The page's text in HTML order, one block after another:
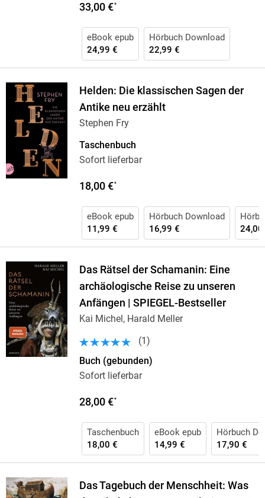
33,00 €*
eBook epub
24,99 €
Hörbuch Download
22,99 €
Helden: Die klassischen Sagen der
Antike neu erzählt
Stephen Fry
Taschenbuch
Sofort lieferbar
18,00 €*
eBook epub
11,99 €
Hörbuch Download
16,99 €
24,00
Das Rätsel der Schamanin: Eine
archäologische Reise zu unseren
Anfängen | SPIEGEL-Bestseller
Kai Michel, Harald Meller
(1 )
Buch (gebunden)
Sofort lieferbar
28,00 €*
Taschenbuch
18,00 €
eBook epub
14,99 €
Hörbuch
17,90 €
Das Tagebuch der Menschheit: Was